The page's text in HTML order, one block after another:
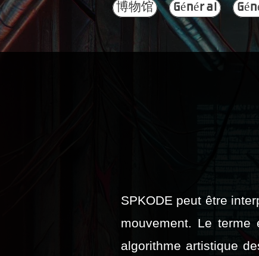
博物馆 Général
SPKODE peut être
mouvement. Le
algorithme artistique